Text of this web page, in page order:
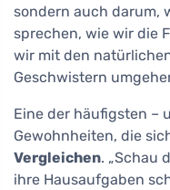
sondern auch darum,
sprechen, wie wir die
wir mit den
Geschwistern
Eine der häufigsten –
Gewohnheiten, die
Vergleichen. „Schau
ihre Hausaufgaben